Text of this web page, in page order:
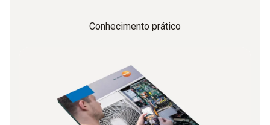
Conhecimento prático